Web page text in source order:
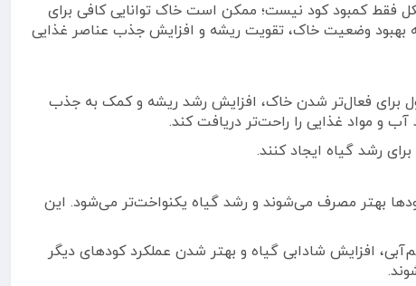
فقط کمبود کود نیست؛ ممکن است خاک توانایی کافی برای
نداشته باشد. در این شرایط، استفاده از هیومیک اسید بازرگان کالا 4 لیتری می‌تواند به بهبود وضعیت خاک، تقویت ریشه و افزایش جذب عناصر غذایی
این محصول برای فعال‌تر شدن خاک، افزایش رشد ریشه و کمک به جذب
و مواد غذایی را راحت‌تر دریافت کند.
رشد گیاه ایجاد کنند.
بهتر مصرف می‌شوند و رشد گیاه یکنواخت‌تر می‌شود. این
و کم‌آبی، افزایش شادابی گیاه و بهتر شدن عملکرد کودهای دیگر